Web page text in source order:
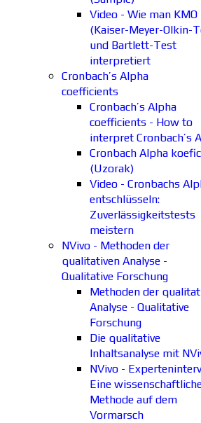
Video - Wie man KMO
(Kaiser-Meyer-Olkin-
und Bartlett-Test
interpretiert
Cronbach’s Alpha
coefficients
Cronbach’s Alpha
coefficients - How to
interpret Cronbach’s
Cronbach Alpha
(Uzorak)
Video - Cronbachs
entschlüsseln:
Zuverlässigkeitstests
meistern
NVivo - Methoden der
qualitativen Analyse -
Qualitative Forschung
Methoden der
Analyse - Qualitative
Forschung
Die qualitative
Inhaltsanalyse mit
NVivo -
Eine
Methode auf dem
Vormarsch